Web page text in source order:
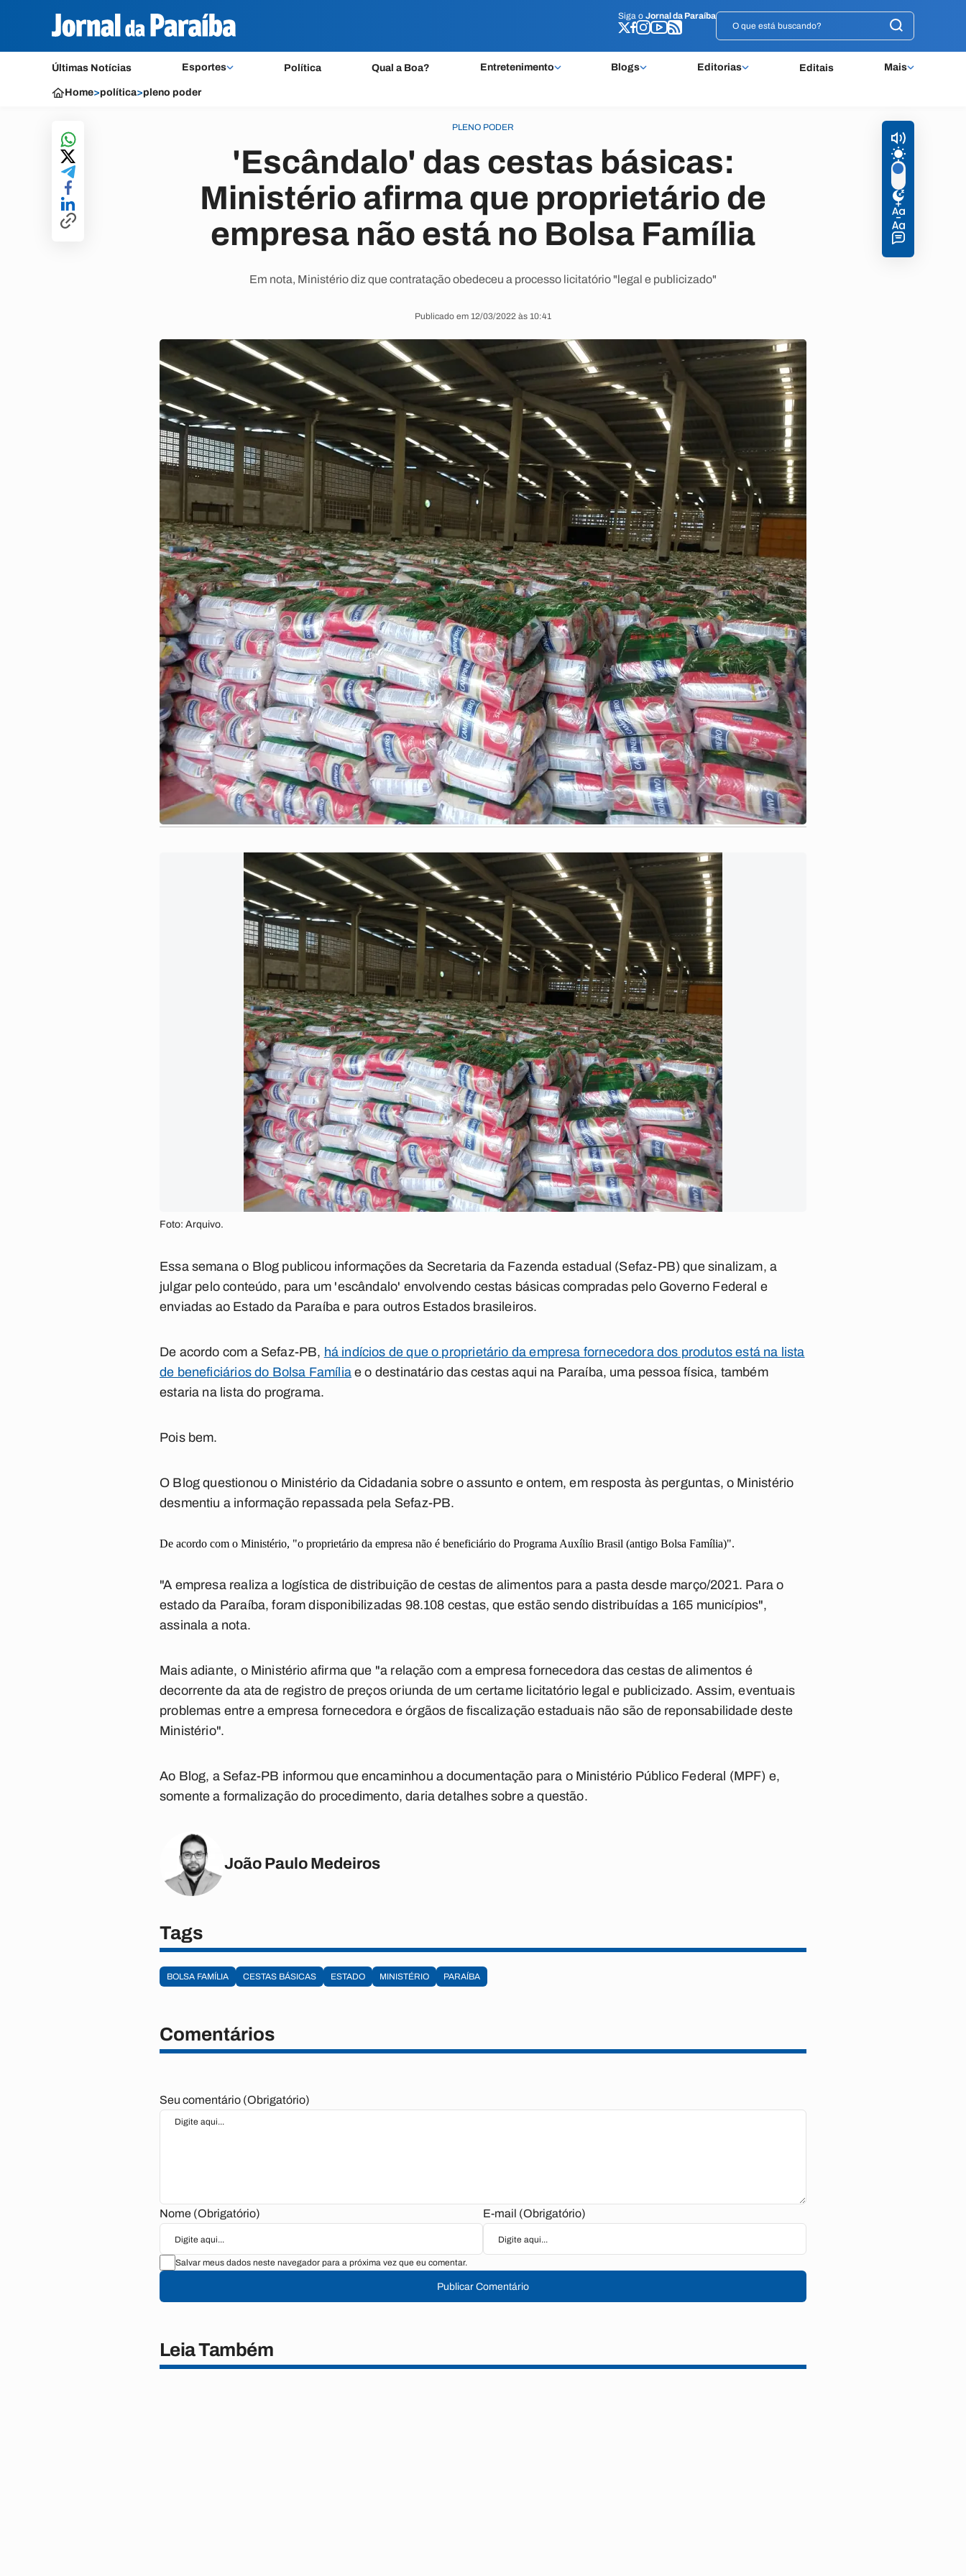
Siga o Jornal da Paraíba
Últimas Notícias Esportes Política Qual a Boa? Entretenimento Blogs Editorias Editais Mais
Siga o Jornal da Paraíba
Home>política>pleno poder
PLENO PODER
'Escândalo' das cestas básicas:
Ministério afirma que proprietário de
empresa não está no Bolsa Família
Em nota, Ministério diz que contratação obedeceu a processo licitatório "legal e publicizado"
Publicado em 12/03/2022 às 10:41
Foto: Arquivo.
Essa semana o Blog publicou informações da Secretaria da Fazenda estadual (Sefaz-PB) que sinalizam, a
julgar pelo conteúdo, para um 'escândalo' envolvendo cestas básicas compradas pelo Governo Federal e
enviadas ao Estado da Paraíba e para outros Estados brasileiros.
De acordo com a Sefaz-PB, há indícios de que o proprietário da empresa fornecedora dos produtos está na lista
de beneficiários do Bolsa Famíliae o destinatário das cestas aqui na Paraíba, uma pessoa física, também
estaria na lista do programa.
Pois bem.
O Blog questionou o Ministério da Cidadania sobre o assunto e ontem, em resposta às perguntas, o Ministério
desmentiu a informação repassada pela Sefaz-PB.
De acordo com o Ministério, "o proprietário da empresa não é beneficiário do Programa Auxílio Brasil (antigo Bolsa Família)".
"A empresa realiza a logística de distribuição de cestas de alimentos para a pasta desde março/2021. Para o
estado da Paraíba, foram disponibilizadas 98.108 cestas, que estão sendo distribuídas a 165 municípios",
assinala a nota.
Mais adiante, o Ministério afirma que "a relação com a empresa fornecedora das cestas de alimentos é
decorrente da ata de registro de preços oriunda de um certame licitatório legal e publicizado. Assim, eventuais
problemas entre a empresa fornecedora e órgãos de fiscalização estaduais não são de reponsabilidade deste
Ministério".
Ao Blog, a Sefaz-PB informou que encaminhou a documentação para o Ministério Público Federal (MPF) e,
somente a formalização do procedimento, daria detalhes sobre a questão.
João Paulo Medeiros
Tags
BOLSA FAMÍLIA CESTAS BÁSICAS ESTADO MINISTÉRIO PARAÍBA
Comentários
Seu comentário (Obrigatório)
Nome (Obrigatório) E-mail (Obrigatório)
Salvar meus dados neste navegador para a próxima vez que eu comentar.
Publicar Comentário
Leia Também